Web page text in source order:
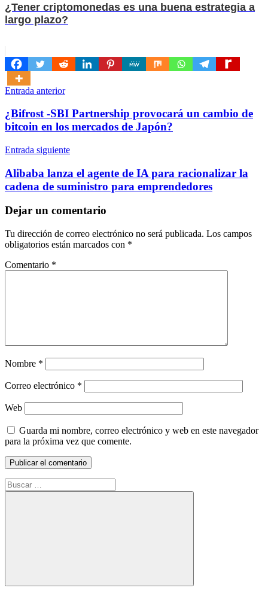
¿Tener criptomonedas es una buena estrategia a
largo plazo?
Navegación
de
entradas
Entrada anterior
¿Bifrost -SBI Partnership provocará un cambio de
bitcoin en los mercados de Japón?
Entrada siguiente
Alibaba lanza el agente de IA para racionalizar la
cadena de suministro para emprendedores
Dejar un comentario
Tu dirección de correo electrónico no será publicada. Los campos
obligatorios están marcados con *
Comentario *
Nombre *
Correo electrónico *
Web
Guarda mi nombre, correo electrónico y web en este navegador
para la próxima vez que comente.
Buscar:
Buscar